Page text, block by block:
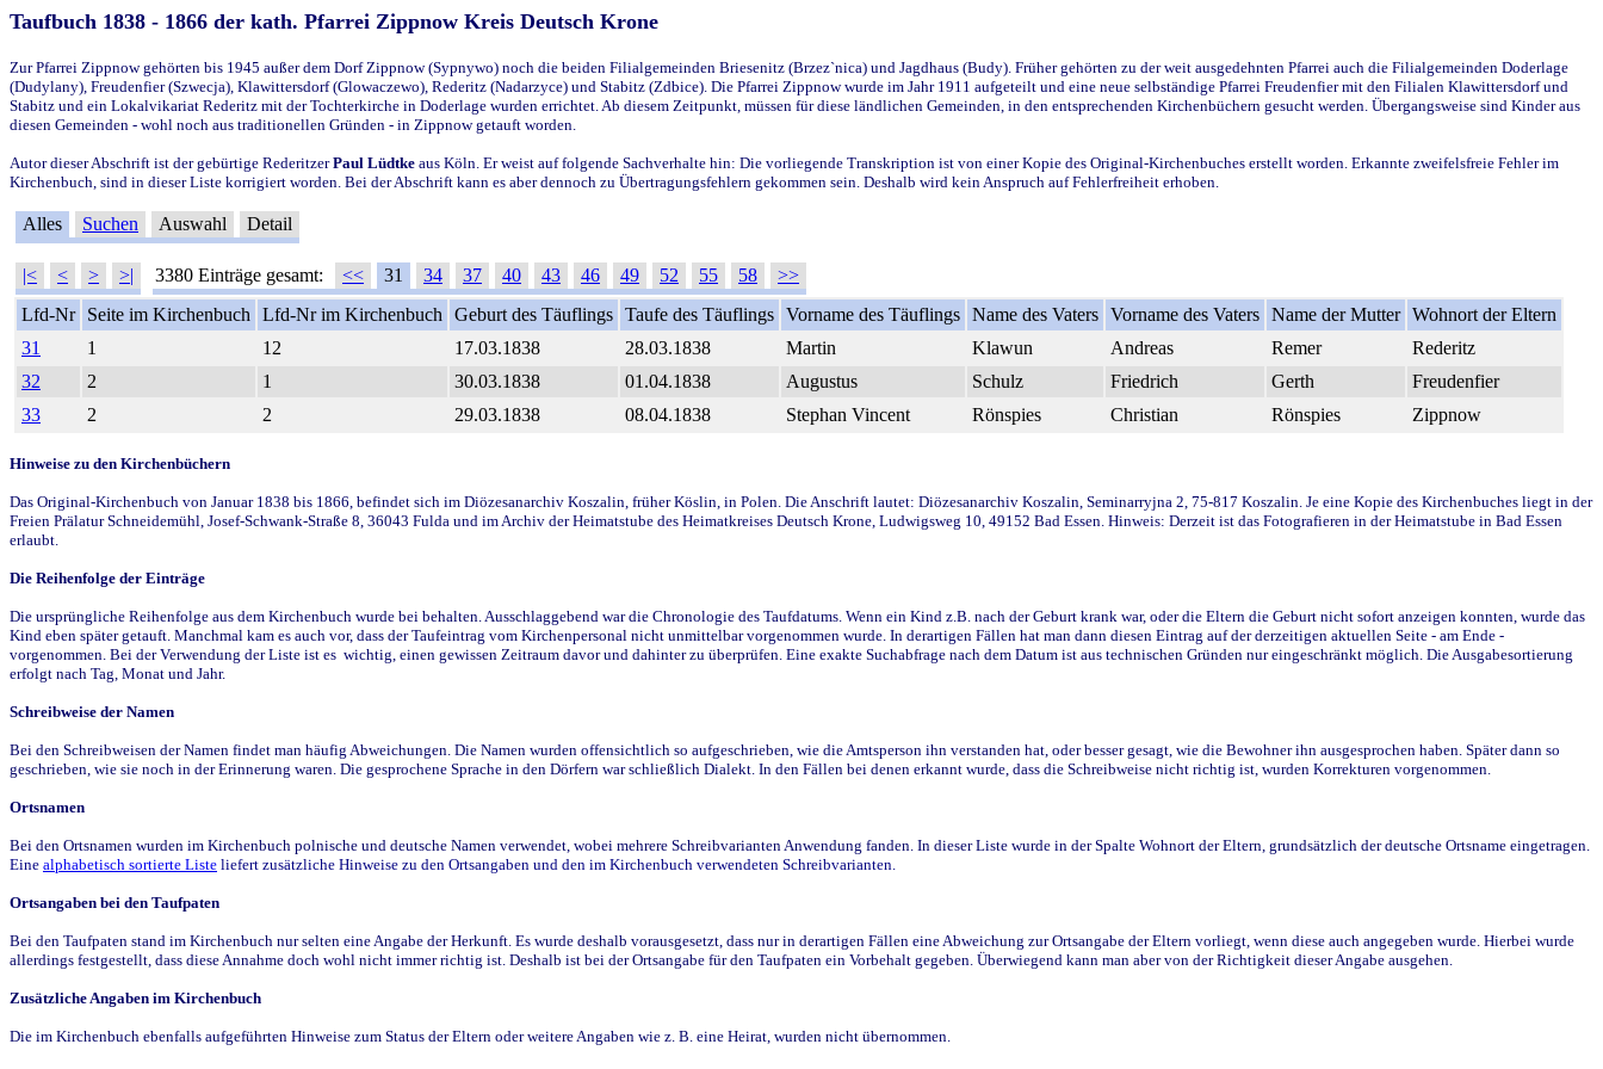
Taufbuch 1838 - 1866 der kath. Pfarrei Zippnow Kreis Deutsch Krone
Zur Pfarrei Zippnow gehörten bis 1945 außer dem Dorf Zippnow (Sypnywo) noch die beiden Filialgemeinden Briesenitz (Brzez`nica) und Jagdhaus (Budy). Früher gehörten zu der weit ausgedehnten Pfarrei auch die Filialgemeinden Doderlage
(Dudylany), Freudenfier (Szwecja), Klawittersdorf (Glowaczewo), Rederitz (Nadarzyce) und Stabitz (Zdbice). Die Pfarrei Zippnow wurde im Jahr 1911 aufgeteilt und eine neue selbständige Pfarrei Freudenfier mit den Filialen Klawittersdorf und
Stabitz und ein Lokalvikariat Rederitz mit der Tochterkirche in Doderlage wurden errichtet. Ab diesem Zeitpunkt, müssen für diese ländlichen Gemeinden, in den entsprechenden Kirchenbüchern gesucht werden. Übergangsweise sind Kinder aus
diesen Gemeinden - wohl noch aus traditionellen Gründen - in Zippnow getauft worden.
Autor dieser Abschrift ist der gebürtige RederitzerPaul Lüdtke aus Köln. Er weist auf folgende Sachverhalte hin: Die vorliegende Transkription ist von einer Kopie des Original-Kirchenbuches erstellt worden. Erkannte zweifelsfreie Fehler im
Kirchenbuch, sind in dieser Liste korrigiert worden. Bei der Abschrift kann es aber dennoch zu Übertragungsfehlern gekommen sein. Deshalb wird kein Anspruch auf Fehlerfreiheit erhoben.
Alles Suchen Auswahl Detail
|< < > >| 3380 Einträge gesamt: << 31 34 37 40 43 46 49 52 55 58
>>
Lfd-Nr
Seite im Kirchenbuch Lfd-Nr im Kirchenbuch Geburt des Täuflings Taufe des Täuflings Vorname des Täuflings Name des Vaters Vorname des Vaters Name der Mutter Wohnort der Eltern
31
1 12 17.03.1838 28.03.1838 Martin Klawun Andreas Remer
Rederitz
32
2 1 30.03.1838 01.04.1838 Augustus Schulz Friedrich Gerth
Freudenfier
33
2 2 29.03.1838 08.04.1838 Stephan Vincent Rönspies Christian Rönspies Zippnow
Hinweise zu den Kirchenbüchern
Das Original-Kirchenbuch von Januar 1838 bis 1866, befindet sich im Diözesanarchiv Koszalin, früher Köslin, in Polen. Die Anschrift lautet: Diözesanarchiv Koszalin, Seminarryjna 2, 75-817 Koszalin. Je eine Kopie des Kirchenbuches liegt in der
Freien Prälatur Schneidemühl, Josef-Schwank-Straße 8, 36043 Fulda und im Archiv der Heimatstube des Heimatkreises Deutsch Krone, Ludwigsweg 10, 49152 Bad Essen. Hinweis: Derzeit ist das Fotografieren in der Heimatstube in Bad Essen
erlaubt.
Die Reihenfolge der Einträge
Die ursprüngliche Reihenfolge aus dem Kirchenbuch wurde bei behalten. Ausschlaggebend war die Chronologie des Taufdatums. Wenn ein Kind z.B. nach der Geburt krank war, oder die Eltern die Geburt nicht sofort anzeigen konnten, wurde das
Kind eben später getauft. Manchmal kam es auch vor, dass der Taufeintrag vom Kirchenpersonal nicht unmittelbar vorgenommen wurde. In derartigen Fällen hat man dann diesen Eintrag auf der derzeitigen aktuellen Seite - am Ende -
vorgenommen. Bei der Verwendung der Liste ist es wichtig, einen gewissen Zeitraum davor und dahinter zu überprüfen. Eine exakte Suchabfrage nach dem Datum ist aus technischen Gründen nur eingeschränkt möglich. Die Ausgabesortierung
erfolgt nach Tag, Monat und Jahr.
Schreibweise der Namen
Bei den Schreibweisen der Namen findet man häufig Abweichungen. Die Namen wurden offensichtlich so aufgeschrieben, wie die Amtsperson ihn verstanden hat, oder besser gesagt, wie die Bewohner ihn ausgesprochen haben. Später dann so
geschrieben, wie sie noch in der Erinnerung waren. Die gesprochene Sprache in den Dörfern war schließlich Dialekt. In den Fällen bei denen erkannt wurde, dass die Schreibweise nicht richtig ist, wurden Korrekturen vorgenommen.
Ortsnamen
Bei den Ortsnamen wurden im Kirchenbuch polnische und deutsche Namen verwendet, wobei mehrere Schreibvarianten Anwendung fanden. In dieser Liste wurde in der Spalte Wohnort der Eltern, grundsätzlich der deutsche Ortsname eingetragen.
Eine alphabetisch sortierte Liste liefert zusätzliche Hinweise zu den Ortsangaben und den im Kirchenbuch verwendeten Schreibvarianten.
Ortsangaben bei den Taufpaten
Bei den Taufpaten stand im Kirchenbuch nur selten eine Angabe der Herkunft. Es wurde deshalb vorausgesetzt, dass nur in derartigen Fällen eine Abweichung zur Ortsangabe der Eltern vorliegt, wenn diese auch angegeben wurde. Hierbei wurde
allerdings festgestellt, dass diese Annahme doch wohl nicht immer richtig ist. Deshalb ist bei der Ortsangabe für den Taufpaten ein Vorbehalt gegeben. Überwiegend kann man aber von der Richtigkeit dieser Angabe ausgehen.
Zusätzliche Angaben im Kirchenbuch
Die im Kirchenbuch ebenfalls aufgeführten Hinweise zum Status der Eltern oder weitere Angaben wie z. B. eine Heirat, wurden nicht übernommen.